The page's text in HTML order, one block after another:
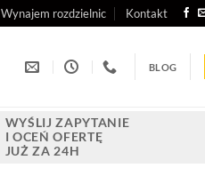
Wynajem rozdzielnic Kontakt
BLOG
WYŚLIJ ZAPYTANIE
I OCEŃ OFERTĘ
JUŻ ZA 24H